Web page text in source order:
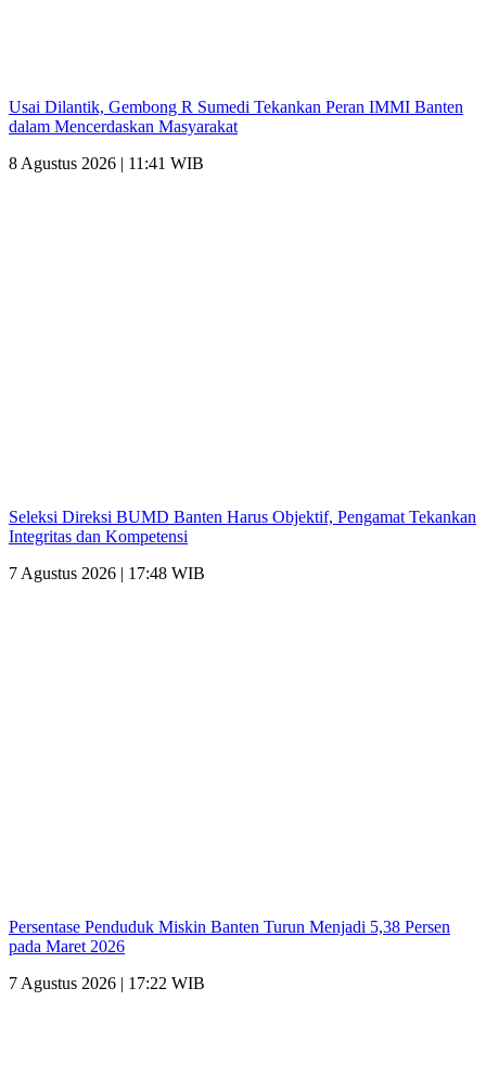
Usai Dilantik, Gembong R Sumedi Tekankan Peran IMMI Banten
dalam Mencerdaskan Masyarakat
8 Agustus 2026 | 11:41 WIB
Seleksi Direksi BUMD Banten Harus Objektif, Pengamat Tekankan
Integritas dan Kompetensi
7 Agustus 2026 | 17:48 WIB
Persentase Penduduk Miskin Banten Turun Menjadi 5,38 Persen
pada Maret 2026
7 Agustus 2026 | 17:22 WIB